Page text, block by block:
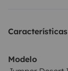
Modelo